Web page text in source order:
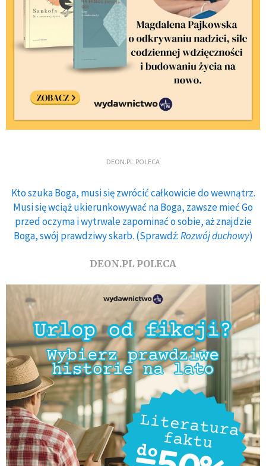
DEON.PL POLECA
Kto szuka Boga, musi się zwrócić całkowicie do wewnątrz.
Musi się wciąż ukierunkowywać na Boga, zawsze mieć Go
przed oczyma i wytrwale zapominać o sobie, aż znajdzie
Boga, swój prawdziwy skarb. (Sprawdź:Rozwój duchowy)
DEON.PL POLECA